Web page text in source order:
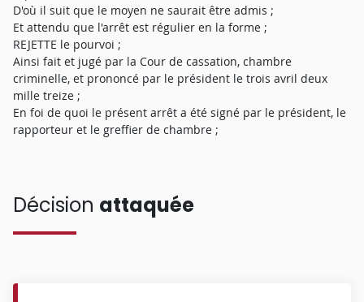
D'où il suit que le moyen ne saurait être admis ;
Et attendu que l'arrêt est régulier en la forme ;
REJETTE le pourvoi ;
Ainsi fait et jugé par la Cour de cassation, chambre
criminelle, et prononcé par le président le trois avril deux
mille treize ;
En foi de quoi le présent arrêt a été signé par le président, le
rapporteur et le greffier de chambre ;
Décision attaquée